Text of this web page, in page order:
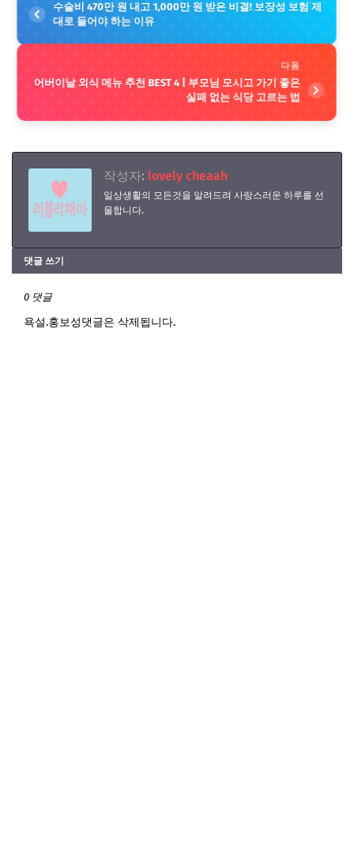
수술비 470만 원 내고 1,000만 원 받은 비결! 보장성 보험 제
대로 들어야 하는 이유
다음
어버이날 외식 메뉴 추천 BEST 4 | 부모님 모시고 가기 좋은
실패 없는 식당 고르는 법
작성자: lovely cheaah
일상생활의 모든것을 알려드려 사랑스러운 하루를 선
물합니다.
댓글 쓰기
0 댓글
욕설.홍보성댓글은 삭제됩니다.